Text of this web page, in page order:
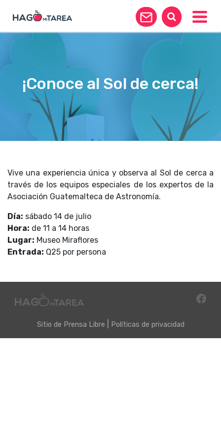
¡Conoce al Sol de cerca!
Vive una experiencia única y observa al Sol de cerca a
través de los equipos especiales de los expertos de la
Asociación Guatemalteca de Astronomía.
Día: sábado 14 de julio
Hora: de 11 a 14 horas
Lugar: Museo Miraflores
Entrada: Q25 por persona
Sitio de Prensa Libre Políticas de privacidad